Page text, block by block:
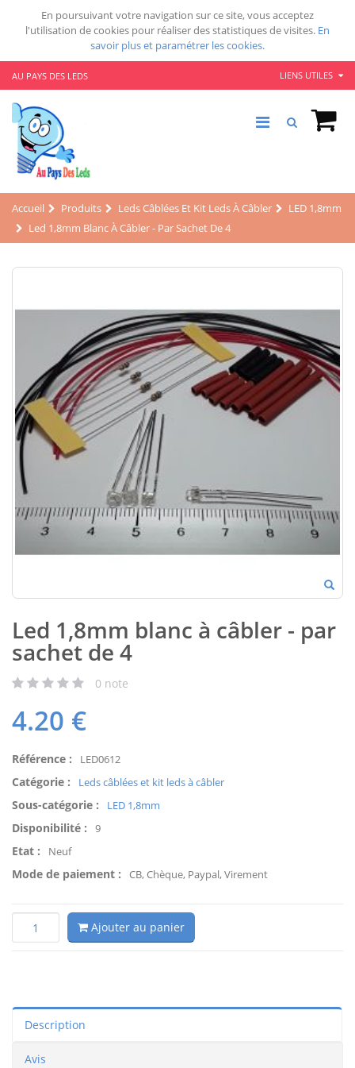
En poursuivant votre navigation sur ce site, vous acceptez
l'utilisation de cookies pour réaliser des statistiques de visites. En
savoir plus et paramétrer les cookies.
AU PAYS DES LEDS LIENS UTILES
Accueil Produits Leds Câblées Et Kit Leds À Câbler
LED 1,8mm
Led 1,8mm Blanc À Câbler - Par Sachet De 4
Led 1,8mm blanc à câbler - par
sachet de 4
0 note
4.20 €
Référence : LED0612
Catégorie : Leds câblées et kit leds à câbler
Sous-catégorie : LED 1,8mm
Disponibilité : 9
Etat : Neuf
Mode de paiement : CB, Chèque, Paypal, Virement
Ajouter au panier
Description
Avis